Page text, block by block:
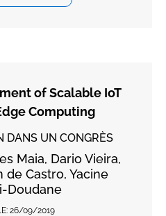
of Scalable IoT
Computing
DANS UN CONGRÈS
Maia, Dario Vieira,
de Castro, Yacine
Doudane
26/09/2019